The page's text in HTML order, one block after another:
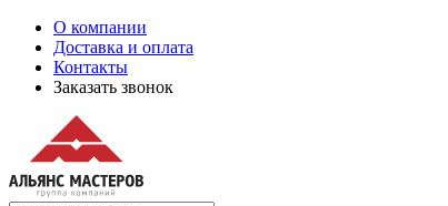
О компании
Доставка и оплата
Контакты
Заказать звонок